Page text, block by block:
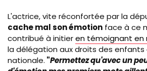
L'actrice, vite réconfortée par la
cache mal son émotion face à ce
contribué à initieren témoignant en
la délégation aux droits des enfants
nationale. "Permettez qu'avec un